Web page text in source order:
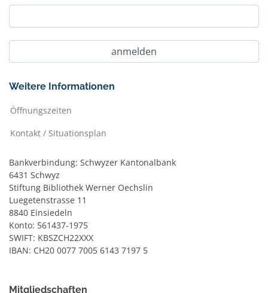
Weitere Informationen
Öffnungszeiten
Kontakt / Situationsplan
Bankverbindung: Schwyzer Kantonalbank
6431 Schwyz
Stiftung Bibliothek Werner Oechslin
Luegetenstrasse 11
8840 Einsiedeln
Konto: 561437-1975
SWIFT: KBSZCH22XXX
IBAN: CH20 0077 7005 6143 7197 5
Mitgliedschaften